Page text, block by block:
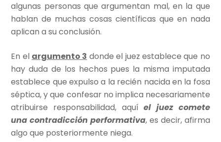
algunas personas que argumentan mal, en la que
hablan de muchas cosas científicas que en nada
aplican a su conclusión.
En el argumento 3 donde el juez establece que no
hay duda de los hechos pues la misma imputada
establece que expulso a la recién nacida en la fosa
séptica, y que confesar no implica necesariamente
atribuirse responsabilidad, aquíel juez comete
una contradicción performativa, es decir, afirma
algo que posteriormente niega.